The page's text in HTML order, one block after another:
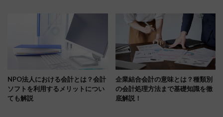
NPO法人における会計とは？会計
ソフトを利用するメリットについ
ても解説
企業結合会計の意味とは？種類別
の会計処理方法まで基礎知識を徹
底解説！